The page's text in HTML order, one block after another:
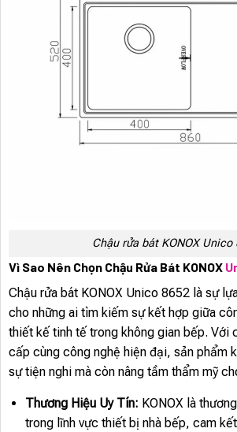
Chậu rửa bát KONOX Unico
Vì Sao Nên Chọn Chậu Rửa Bát KONOX
Chậu rửa bát KONOX Unico 8652 là sự
cho những ai tìm kiếm sự kết hợp giữa
thiết kế tinh tế trong không gian bếp. Với
cấp cùng công nghệ hiện đại, sản phẩm
sự tiện nghi mà còn nâng tầm thẩm mỹ
Thương Hiệu Uy Tín: KONOX là
trong lĩnh vực thiết bị nhà bếp, cam